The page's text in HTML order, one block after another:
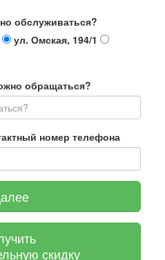
обслуживаться?
ул. Омская, 194/1
обращаться?
номер телефона
скидку